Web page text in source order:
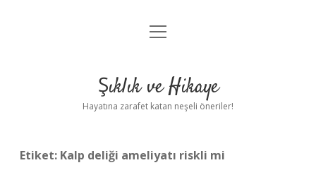
Anasayfa
Yasal Uyarı
menüyü
Şıklık ve Hikaye
Hayatına zarafet katan neşeli öneriler!
Etiket: Kalp deliği ameliyatı riskli mi